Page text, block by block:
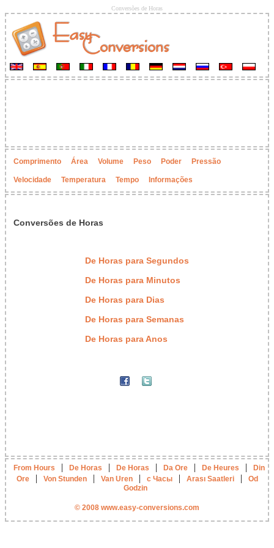
Conversões de Horas
Comprimento Área Volume Peso Poder Pressão
Velocidade Temperatura Tempo Informações
Conversões de Horas
De Horas para Segundos
De Horas para Minutos
De Horas para Dias
De Horas para Semanas
De Horas para Anos
From Hours | De Horas | De Horas | Da Ore | De Heures |
Din
Ore
| Von Stunden | Van Uren | с Часы | Arası Saatleri |
Od
Godzin
© 2008 www.easy-conversions.com